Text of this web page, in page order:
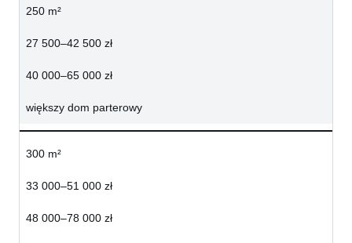
250 m²
27 500–42 500 zł
40 000–65 000 zł
większy dom parterowy
300 m²
33 000–51 000 zł
48 000–78 000 zł